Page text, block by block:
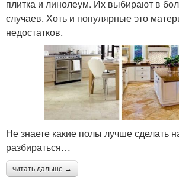
плитка и линолеум. Их выбирают в
случаев. Хоть и популярные это
недостатков.
Не знаете какие полы лучше сделать
разбираться…
читать дальше →